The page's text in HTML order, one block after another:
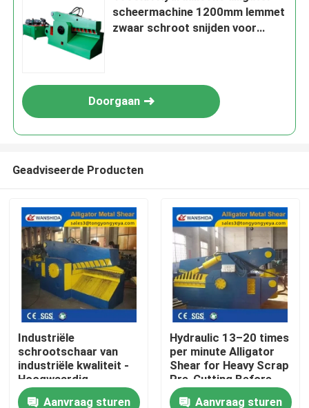
Huis
Producten
scheermachine 1200mm lemmet
zwaar schroot snijden voor
Doorgaan
Geadviseerde Producten
Industriële
schrootschaar van
industriële kwaliteit -
Hoogwaardig
gereedschap voor
Aanvraag sturen
Hydraulic 13–20 times
per minute Alligator
Shear for Heavy Scrap
Pre-Cutting Before
Baling and Furnace
Aanvraag sturen